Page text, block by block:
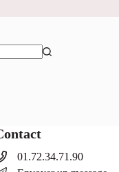
01.72.34.71.90